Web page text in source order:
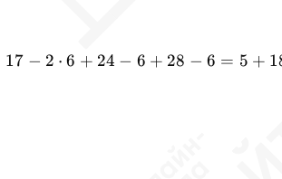
17 - 2
17 − 2 ⋅ 6 + 24 − 6 + 28 − 6 = 5 +